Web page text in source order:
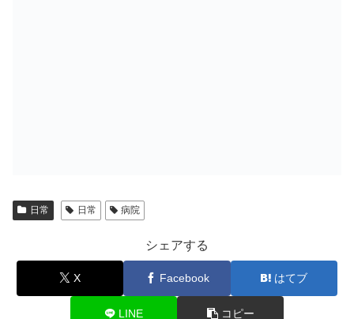
日常 日常 病院
シェアする
X Facebook はてブ
LINE コピー